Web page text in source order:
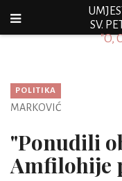
SV.
"O,
POLITIKA
MARKOVIĆ
"Ponudili
Amfilohije